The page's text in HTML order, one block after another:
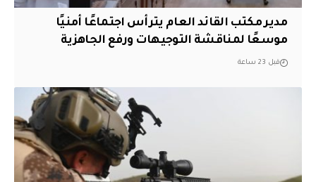
مدير مكتب القائد العام يترأس اجتماعًا أمنيًا
موسعًا لمناقشة التوجيهات ورفع الجاهزية
قبل 23 ساعة